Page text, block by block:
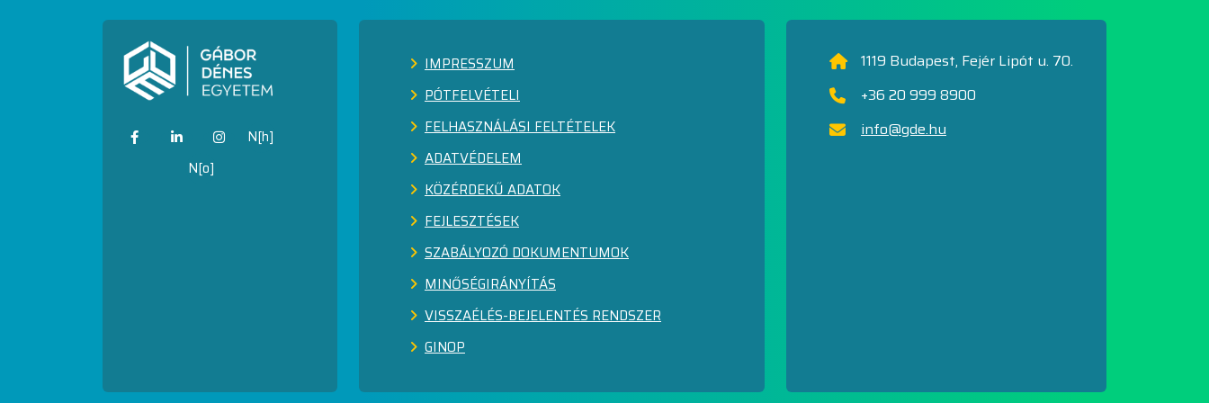
N[h]
N[o]
IMPRESSZUM
PÓTFELVÉTELI
FELHASZNÁLÁSI FELTÉTELEK
ADATVÉDELEM
KÖZÉRDEKŰ ADATOK
FEJLESZTÉSEK
SZABÁLYOZÓ DOKUMENTUMOK
MINŐSÉGIRÁNYÍTÁS
VISSZAÉLÉS-BEJELENTÉS RENDSZER
GINOP
1119 Budapest, Fejér Lipót u. 70.
+36 20 999 8900
info@gde.hu